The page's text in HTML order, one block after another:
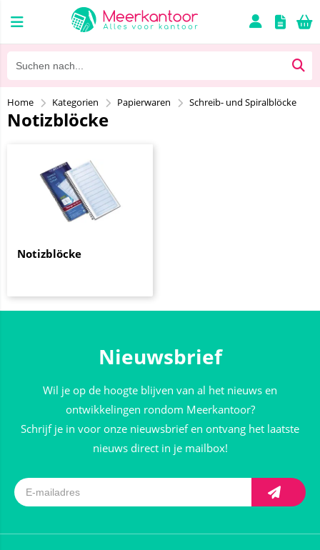
Home Kategorien Papierwaren Schreib- und Spiralblöcke
Notizblöcke
Notizblöcke
Nieuwsbrief
Wil je op de hoogte blijven van al het nieuws en
ontwikkelingen rondom Meerkantoor?
Schrijf je in voor onze nieuwsbrief en ontvang het laatste
nieuws direct in je mailbox!